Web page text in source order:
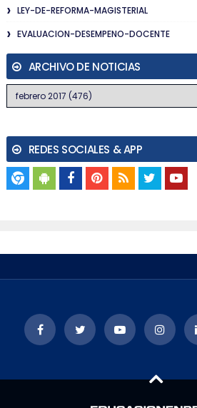
LEY-DE-REFORMA-MAGISTERIAL
EVALUACION-DESEMPENO-DOCENTE
ARCHIVO DE NOTICIAS
REDES SOCIALES & APP